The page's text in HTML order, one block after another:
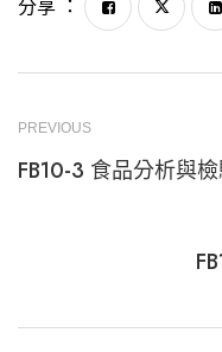
分享 ：
PREVIOUS
FB10-3 食品分析與